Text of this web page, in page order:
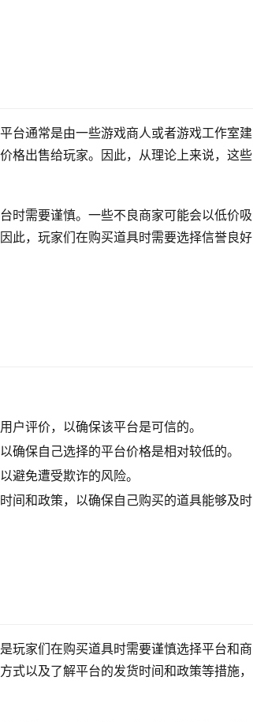
台通常是由一些游戏商人或者游戏工作室建
格出售给玩家。因此，从理论上来说，这些
时需要谨慎。一些不良商家可能会以低价吸
此，玩家们在购买道具时需要选择信誉良好
户评价，以确保该平台是可信的。
确保自己选择的平台价格是相对较低的。
避免遭受欺诈的风险。
间和政策，以确保自己购买的道具能够及时
玩家们在购买道具时需要谨慎选择平台和商
以及了解平台的发货时间和政策等措施，